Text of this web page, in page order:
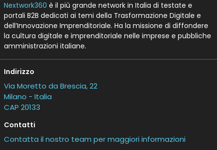
Nextwork360 è il più grande network in Italia di testate e
portali B2B dedicati ai temi della Trasformazione Digitale e
dell’Innovazione Imprenditoriale. Ha la missione di diffondere
la cultura digitale e imprenditoriale nelle imprese e pubbliche
amministrazioni italiane.
Indirizzo
Via Moretto da Brescia, 22
Milano - Italia
CAP 20133
Contatti
Contatta il nostro team per maggiori informazioni